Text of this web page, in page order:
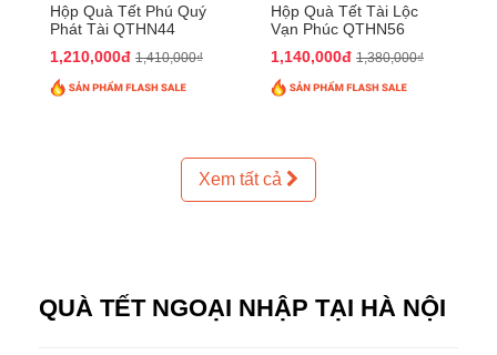
Hộp Quà Tết Phú Quý
Phát Tài QTHN44
1,210,000đ 1,410,000₫
Hộp Quà Tết Tài Lộc
Vạn Phúc QTHN56
1,140,000đ 1,380,000₫
Xem tất cả
QUÀ TẾT NGOẠI NHẬP TẠI HÀ NỘI